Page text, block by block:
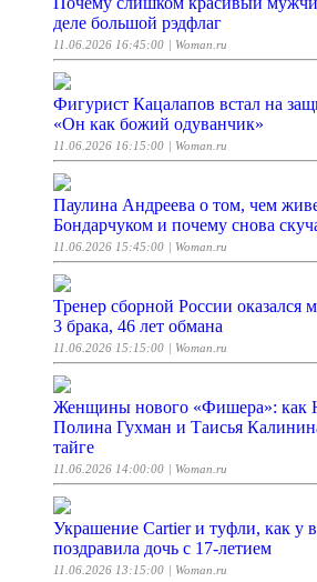
деле большой рэдфлаг
11.06.2026 16:45:00 | Woman.ru
Фигурист Кацалапов встал на
«Он как божий одуванчик»
11.06.2026 16:15:00 | Woman.ru
Паулина Андреева о том, чем
Бондарчуком и почему снова
11.06.2026 15:45:00 | Woman.ru
Тренер сборной России оказался
3 брака, 46 лет обмана
11.06.2026 15:15:00 | Woman.ru
Женщины нового «Фишера»: как
Полина Гухман и Таисья
тайге
11.06.2026 14:00:00 | Woman.ru
Украшение Cartier и туфли, как у
поздравила дочь с 17-летием
11.06.2026 13:15:00 | Woman.ru